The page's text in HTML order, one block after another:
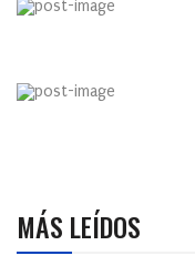
MÁS LEÍDOS